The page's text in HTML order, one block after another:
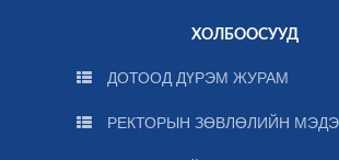
ХОЛБООСУУД
ДОТООД ДҮРЭМ ЖУРАМ
РЕКТОРЫН ЗӨВЛӨЛИЙН